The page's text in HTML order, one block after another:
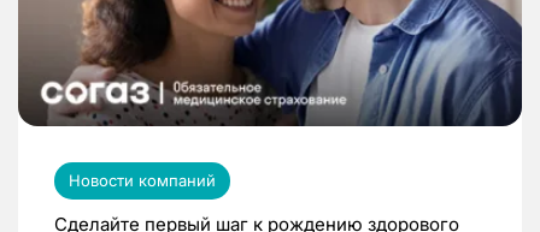
Новости компаний
Сделайте первый шаг к рождению здорового